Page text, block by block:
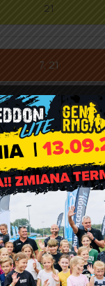
21
7, 21
7, 21
Wrzesień
18
4, 18
4, 18